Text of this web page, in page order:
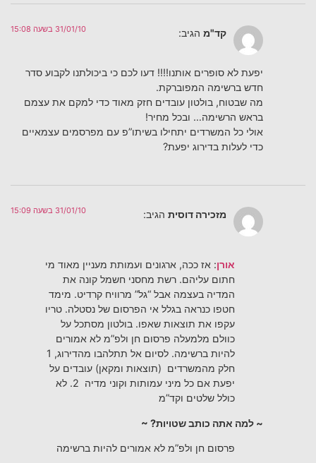
קד"מ הגיב: 31/01/10 בשעה 15:08
יפעת לא סופרים אותנו!!!! דעו לכם כי ביכולתנו לקבוע סדר
חדש ברשימה המפוברקת.
מה שבטוח, בולטון עובדים חזק מאוד כדי למקם את עצמם
בראש הרשימה… ובכל מחיר!
אולי כל המשרדים יתחילו בשיתו”פ עם מפרסמים עצמאיים
כדי לעלות בדירוג יפעת?
מזכירה דוסית הגיב: 31/01/10 בשעה 15:09
אורן: אז ככה, ארגונים ועמותת מעניין מאוד מי
חתום עליהם. רשת מחסני חשמל קונה את
המדיה בעצמה אבל “גל” מרוויח קרדיט. מימד
חטפו כנראה בגלל אי הפרסום של נסטלה. טריו
עקפו את תוצאות שאפו. בולטון מסתכל על
כוולם מלמעלה פרסום חן ולפ”מ לא אמורים
להיות ברשימה. לסיום אל תתלהבו מהדירוג, 1
חלק מהמשרדים (תוצאות ומקאן) עובדים על
יפעת אם כל מיני עמותות וקוני מדיה 2. לא
כולל שלטים וקד”מ
~ למה אתה כותב שטויות? ~
פרסום חן ולפ”מ לא אמורים להיות ברשימה